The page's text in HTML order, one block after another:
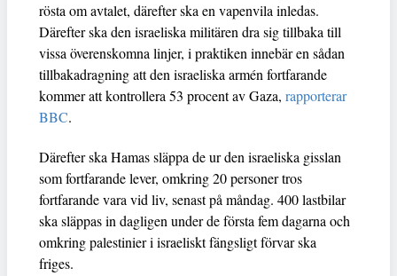
rösta om avtalet, därefter ska en vapenvila inledas.
Därefter ska den israeliska militären dra sig tillbaka till
vissa överenskomna linjer, i praktiken innebär en sådan
tillbakadragning att den israeliska armén fortfarande
kommer att kontrollera 53 procent av Gaza, rapporterar
BBC.
Därefter ska Hamas släppa de ur den israeliska gisslan
som fortfarande lever, omkring 20 personer tros
fortfarande vara vid liv, senast på måndag. 400 lastbilar
ska släppas in dagligen under de första fem dagarna och
omkring palestinier i israeliskt fängsligt förvar ska
friges.